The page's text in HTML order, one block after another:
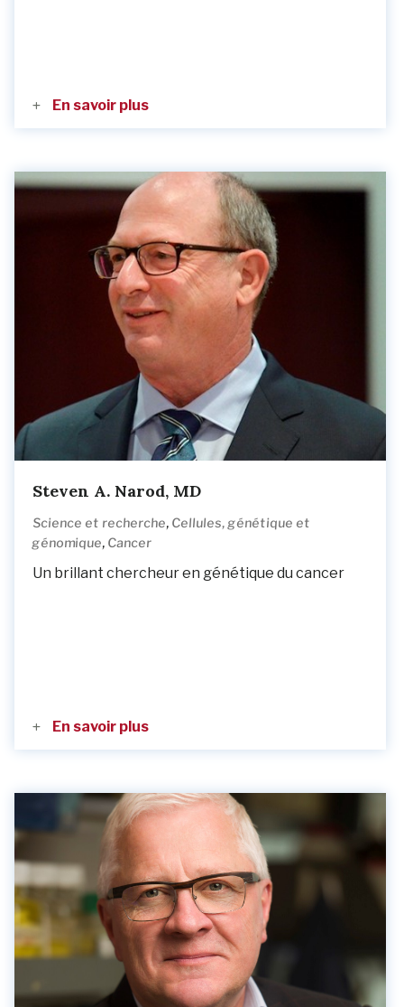
En savoir plus
Steven A. Narod, MD
Science et recherche,Cellules, génétique et
génomique, Cancer
Un brillant chercheur en génétique du cancer
En savoir plus